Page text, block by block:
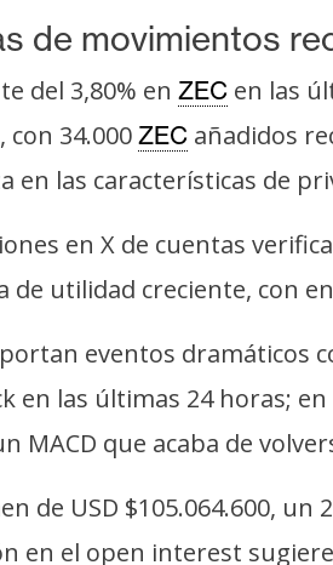
de movimientos
del 3,80% en ZEC en las
con 34.000ZEC añadidos
en las características de
en X de cuentas
de utilidad creciente, con
eventos dramáticos
en las últimas 24 horas;
MACD que acaba de
de USD $105.064.600,
en el open interest